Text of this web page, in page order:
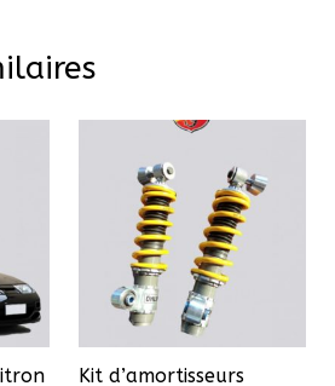
Kit d’amortisseurs